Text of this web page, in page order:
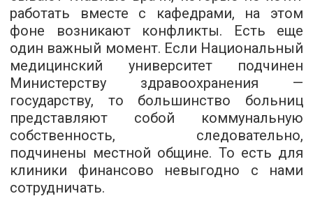
работать вместе с кафедрами, на этом
фоне возникают конфликты. Есть еще
один важный момент. Если Национальный
медицинский университет подчинен
Министерству здравоохранения —
государству, то большинство больниц
представляют собой коммунальную
собственность, следовательно,
подчинены местной общине. То есть для
клиники финансово невыгодно с нами
сотрудничать.